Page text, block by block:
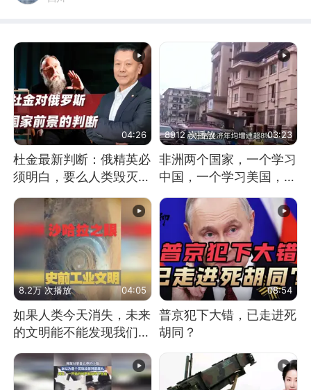
04:26
杜金最新判断：俄精英必
须明白，要么人类毁灭，
要么俄毁灭
8912 次播放 03:23
非洲两个国家，一个学习
中国，一个学习美国，结
果怎么样了？
8.2万 次播放 04:05
如果人类今天消失，未来
的文明能不能发现我们存
08:54
普京犯下大错，已走进死
胡同？